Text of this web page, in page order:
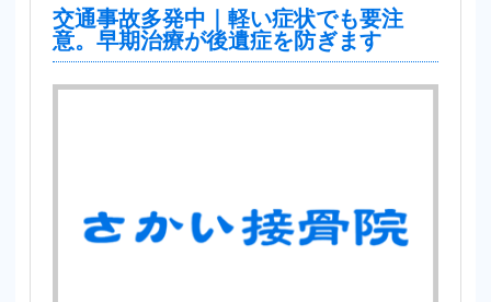
交通事故多発中｜軽い症状でも要注
意。早期治療が後遺症を防ぎます